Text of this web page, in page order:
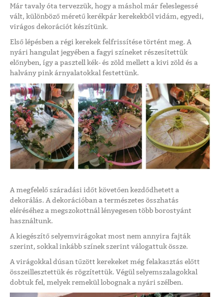
Már tavaly óta tervezzük, hogy a máshol már feleslegessé
vált, különböző méretű kerékpár kerekekből vidám, egyedi,
virágos dekorációt készítünk.
Első lépésben a régi kerekek felfrissítése történt meg. A
nyári hangulat jegyében a fagyi színeket részesítettük
előnyben, így a pasztell kék- és zöld mellett a kivi zöld és a
halvány pink árnyalatokkal festettünk.
A megfelelő száradási időt követően kezdődhetett a
dekorálás. A dekorációban a természetes összhatás
eléréséhez a megszokottnál lényegesen több borostyánt
használtunk.
A kiegészítő selyemvirágokat most nem annyira fajták
szerint, sokkal inkább színek szerint válogattuk össze.
A virágokkal dúsan tűzött kerekeket még felakasztás előtt
összeillesztettük és rögzítettük. Végül selyemszalagokkal
dobtuk fel, melyek remekül lobognak a nyári szélben.